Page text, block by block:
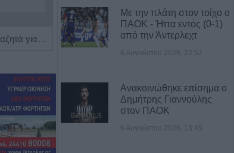
Η Αποκατάσταση Α.Ε. αναζητά για εργασία Νοσηλευτές και Βοηθούς Νοσηλευτές
Με την πλάτη στον τοίχο ο
ΠΑΟΚ - Ήττα εντός (0-1)
από την Άντερλεχτ
6 Αυγούστου 2026, 22:57
Ανακοινώθηκε επίσημα ο
Δημήτρης Γιαννούλης
στον ΠΑΟΚ
6 Αυγούστου 2026, 13:45